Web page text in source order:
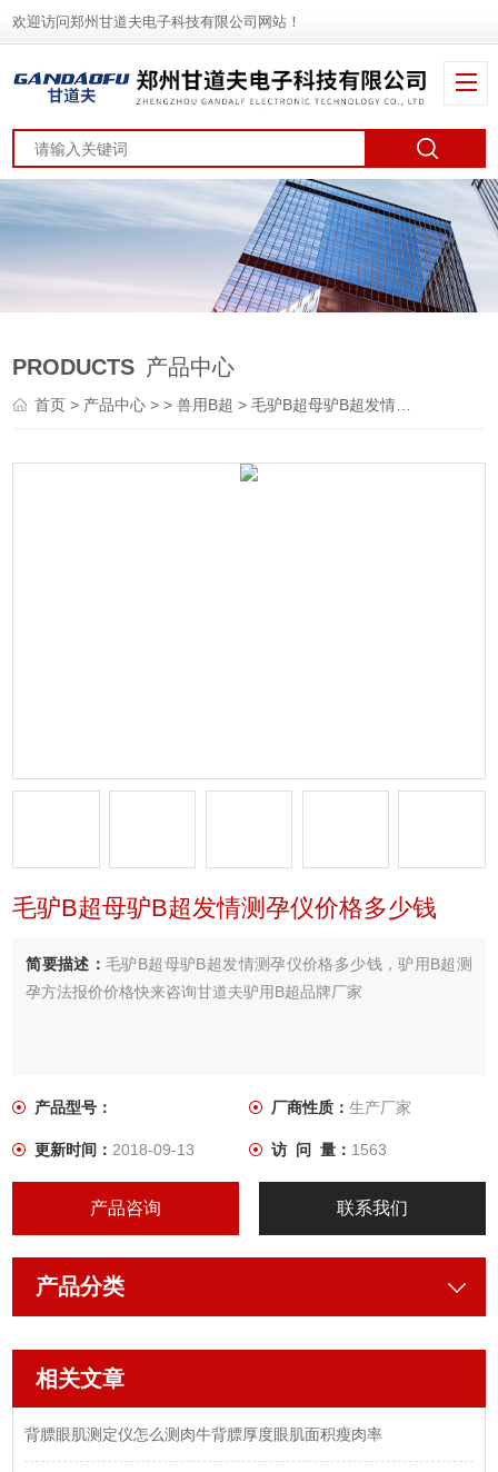
欢迎访问郑州甘道夫电子科技有限公司网站！
PRODUCTS 产品中心
首页> 产品中心 > >兽用B超 > 毛驴B超母驴B超发情测孕仪价格多少钱
毛驴B超母驴B超发情测孕仪价格多少钱
简要描述：毛驴B超母驴B超发情测孕仪价格多少钱，驴用B超测
孕方法报价价格快来咨询甘道夫驴用B超品牌厂家
产品型号： 厂商性质： 生产厂家
更新时间：2018-09-13 访 问 量： 1563
产品咨询 联系我们
产品分类
相关文章
背膘眼肌测定仪怎么测肉牛背膘厚度眼肌面积瘦肉率